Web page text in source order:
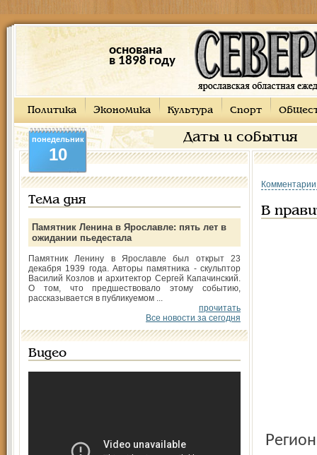
основана
в 1898 году
Политика Экономика Культура Спорт
Даты и события
понедельник
10
Тема дня
Памятник Ленина в Ярославле: пять лет в
ожидании пьедестала
Памятник Ленину в Ярославле был открыт 23
декабря 1939 года. Авторы памятника - скульптор
Василий Козлов и архитектор Сергей Капачинский.
О том, что предшествовало этому событию,
рассказывается в публикуемом ...
прочитать
Все новости за сегодня
Видео
В
Региональный департамент ветеринарии, образованный